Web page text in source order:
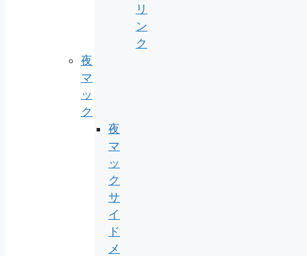
リ
ン
ク
夜
マ
ッ
ク
夜
マ
ッ
ク
サ
イ
ド
メ